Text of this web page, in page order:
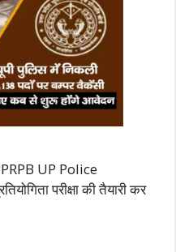
UP Police
परीक्षा की तैयारी कर